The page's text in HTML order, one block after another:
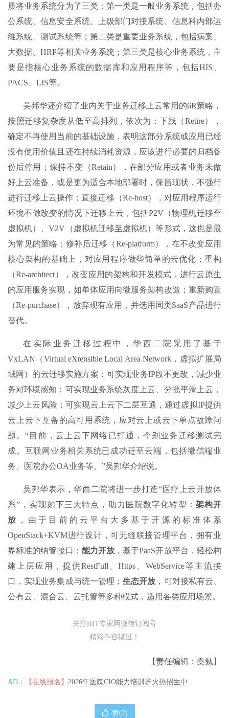
质将业务系统分为了三类：第一类是一般业务系统，包括办
公系统、信息安全系统、上级部门对接系统、信息科内部运
维系统、测试系统等；第二类是重要业务系统，包括病案、
大数据、HRP等相关业务系统；第三类是核心业务系统，主
要是指核心业务系统的数据库和应用程序等，包括HIS、
PACS、LIS等。
吴邦华还介绍了业内关于业务迁移上云常用的6R策略，
按照迁移复杂度从低至高排列，依次为：下线（Retire），
确定不再使用当前的基础设施，表明这部分系统或应用已经
没有使用价值且还在持续消耗资源，应该进行必要的归档备
份后停用；保持不变（Retain），在部分应用或者业务未做
好上云准备，或是更为适合本地部署时，保留现状，不强行
进行迁移上云操作；直接迁移（Re-host），对应用程序运行
环境不做改变的情况下迁移上云，包括P2V（物理机迁移至
虚拟机）、V2V（虚拟机迁移至虚拟机）等形式，这也是最
为常见的策略；修补后迁移（Re-platform），在不改变应用
核心架构的基础上，对应用程序做些简单的云优化；重构
（Re-architect），改变应用的架构和开发模式，进行云原生
的应用服务实现，如单体应用向微服务架构改造；重新购置
（Re-purchase），放弃现有应用，并选用同类SaaS产品进行
替代。
在实际业务迁移过程中，华西二院采用了基于
VxLAN（Virtual eXtensible Local Area Network，虚拟扩展局
域网）的云迁移实施方案：可实现业务IP段不更改，减少业
务对环境感知；可实现业务系统灰度上云、分批平滑上云，
减少上云风险；可实现云上云下二层互通，通过虚拟IP提供
云上云下互备的高可用系统，应对云上或云下单点故障问
题。“目前，云上云下网络已打通，个别业务迁移测试完
成。互联网业务相关系统已成功迁至云端，包括微信端业
务、医院办公OA业务等。”吴邦华介绍说。
吴邦华表示，华西二院将进一步打造“医疗上云开放体
系”，实现如下三大特点，助力医院数字化转型： 架构开
放
，由于目前的云平台大多基于开源的标准体系
OpenStack+KVM进行设计，可无缝联接管理平台，拥有业
界标准的纳管接口； 能力开放 ，基于PaaS开放平台，轻松构
建上层应用，提供RestFull、Https、WebService等主流接
口，实现业务集成与统一管理；生态开放 ，可对接私有云、
公有云、混合云、云托管等多种模式，适用各类应用场景。
关注HIT专家网微信订阅号
精彩不容错过！
【责任编辑：秦勉】
AD： 【在线报名】 2026年医院CIO能力培训班火热招生中
赞(7)